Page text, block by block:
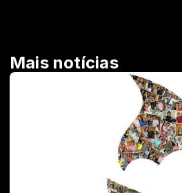
Mais notícias